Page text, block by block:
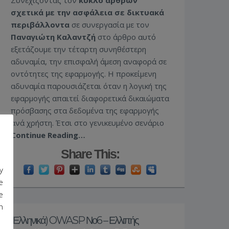
σχετικά με την ασφάλεια σε δικτυακά
περιβάλλοντα σε συνεργασία με τον
Παναγιώτη Καλαντζή στο άρθρο αυτό
εξετάζουμε την τέταρτη συνηθέστερη
αδυναμία, την επισφαλή άμεση αναφορά σε
οντότητες της εφαρμογής. Η προκείμενη
αδυναμία παρουσιάζεται όταν η λογική της
εφαρμογής απαιτεί διαφορετικά δικαιώματα
πρόσβασης στα δεδομένα της εφαρμογής
ανά χρήστη. Έτσι στο γενικευμένο σενάριο
Continue Reading…
Share This:
(Ελληνικά) OWASP Νο6 – Ελλιπής